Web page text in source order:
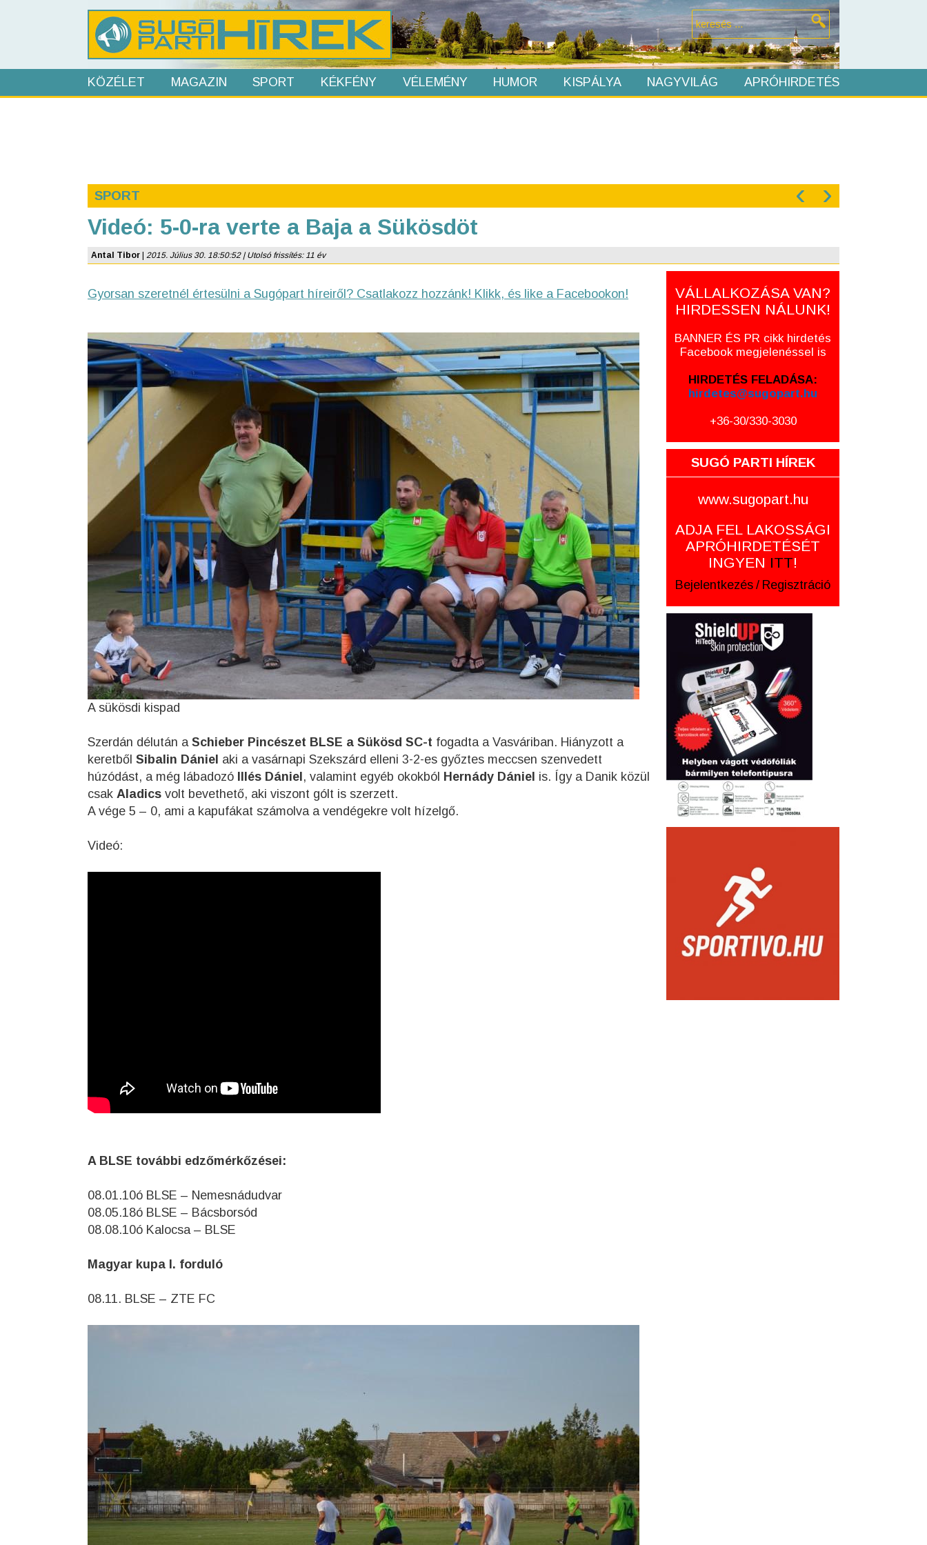
KÖZÉLET MAGAZIN SPORT KÉKFÉNY VÉLEMÉNY HUMOR KISPÁLYA NAGYVILÁG APRÓHIRDETÉS
SPORT ‹ ›
Videó: 5-0-ra verte a Baja a Sükösdöt
Antal Tibor 2015. Július 30. 18:50:52 | Utolsó frissítés: 11 év
Gyorsan szeretnél értesülni a Sugópart híreiről? Csatlakozz hozzánk! Klikk, és like a Facebookon!
A sükösdi kispad
Szerdán délután a Schieber Pincészet BLSE a Sükösd SC-t fogadta a Vasváriban. Hiányzott a
keretből Sibalin Dániel aki a vasárnapi Szekszárd elleni 3-2-es győztes meccsen szenvedett
húzódást, a még lábadozó
Illés Dániel , valamint egyéb okokból Hernády Dániel is. Így a Danik közül
csak Aladics volt bevethető, aki viszont gólt is szerzett.
A vége 5 – 0, ami a kapufákat számolva a vendégekre volt hízelgő.
Videó:
A BLSE további edzőmérkőzései:
08.01.10ó BLSE – Nemesnádudvar
08.05.18ó BLSE – Bácsborsód
08.08.10ó Kalocsa – BLSE
Magyar kupa I. forduló
08.11. BLSE – ZTE FC
VÁLLALKOZÁSA VAN?
HIRDESSEN NÁLUNK!
BANNER ÉS PR cikk hirdetés
Facebook megjelenéssel is
HIRDETÉS FELADÁSA:
hirdetes@sugopart.hu
+36-30/330-3030
SUGÓ PARTI HÍREK
www.sugopart.hu
ADJA FEL LAKOSSÁGI
APRÓHIRDETÉSÉT
INGYEN ITT!
Bejelentkezés / Regisztráció